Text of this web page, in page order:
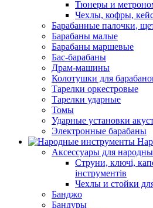
Тюнеры и
Чехлы, кофры,
Барабанные палочки,
Барабаны малые
Барабаны маршевые
Бас-барабаны
Драм-машины
Колотушки для
Тарелки оркестровые
Тарелки ударные
Томы
Ударные установки
Электронные барабаны
Аксессуары для
Струни, ключі,
інструментів
Чехлы и стойки
Банджо
Бандуры